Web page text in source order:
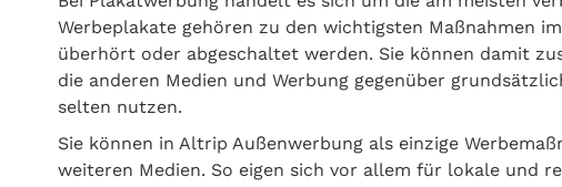
Werbeplakate gehören zu den wichtigsten Maßnahmen
überhört oder abgeschaltet werden. Sie können damit
die anderen Medien und Werbung gegenüber
selten nutzen.
Sie können in Altrip Außenwerbung als einzige
weiteren Medien. So eigen sich vor allem für lokale und